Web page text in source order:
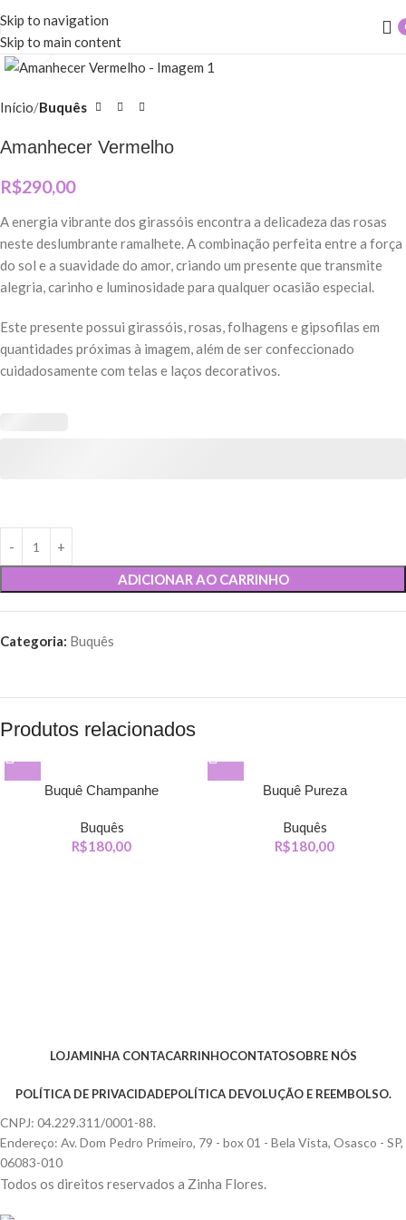
Skip to navigation
Skip to main content
Clique para ampliar
Início Buquês
Amanhecer Vermelho
R$290,00
A energia vibrante dos girassóis encontra a delicadeza das rosas
neste deslumbrante ramalhete. A combinação perfeita entre a força
do sol e a suavidade do amor, criando um presente que transmite
alegria, carinho e luminosidade para qualquer ocasião especial.
Este presente possui girassóis, rosas, folhagens e gipsofilas em
quantidades próximas à imagem, além de ser confeccionado
cuidadosamente com telas e laços decorativos.
ADICIONAR AO CARRINHO
Categoria: Buquês
Produtos relacionados
Buquê Champanhe
Buquês
R$180,00
Buquê Pureza
Buquês
R$180,00
LOJAMINHA CONTACARRINHOCONTATOSOBRE NÓS
POLÍTICA DE PRIVACIDADEPOLÍTICA DEVOLUÇÃO E REEMBOLSO.
CNPJ: 04.229.311/0001-88.
Endereço: Av. Dom Pedro Primeiro, 79 - box 01 - Bela Vista, Osasco - SP,
06083-010
Todos os direitos reservados a Zinha Flores.